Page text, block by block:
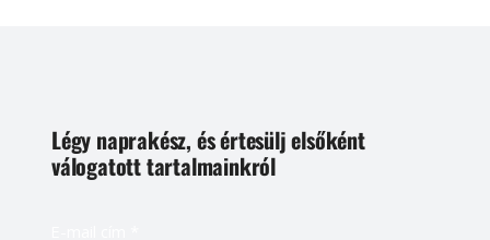
Légy naprakész, és értesülj elsőként
válogatott tartalmainkról